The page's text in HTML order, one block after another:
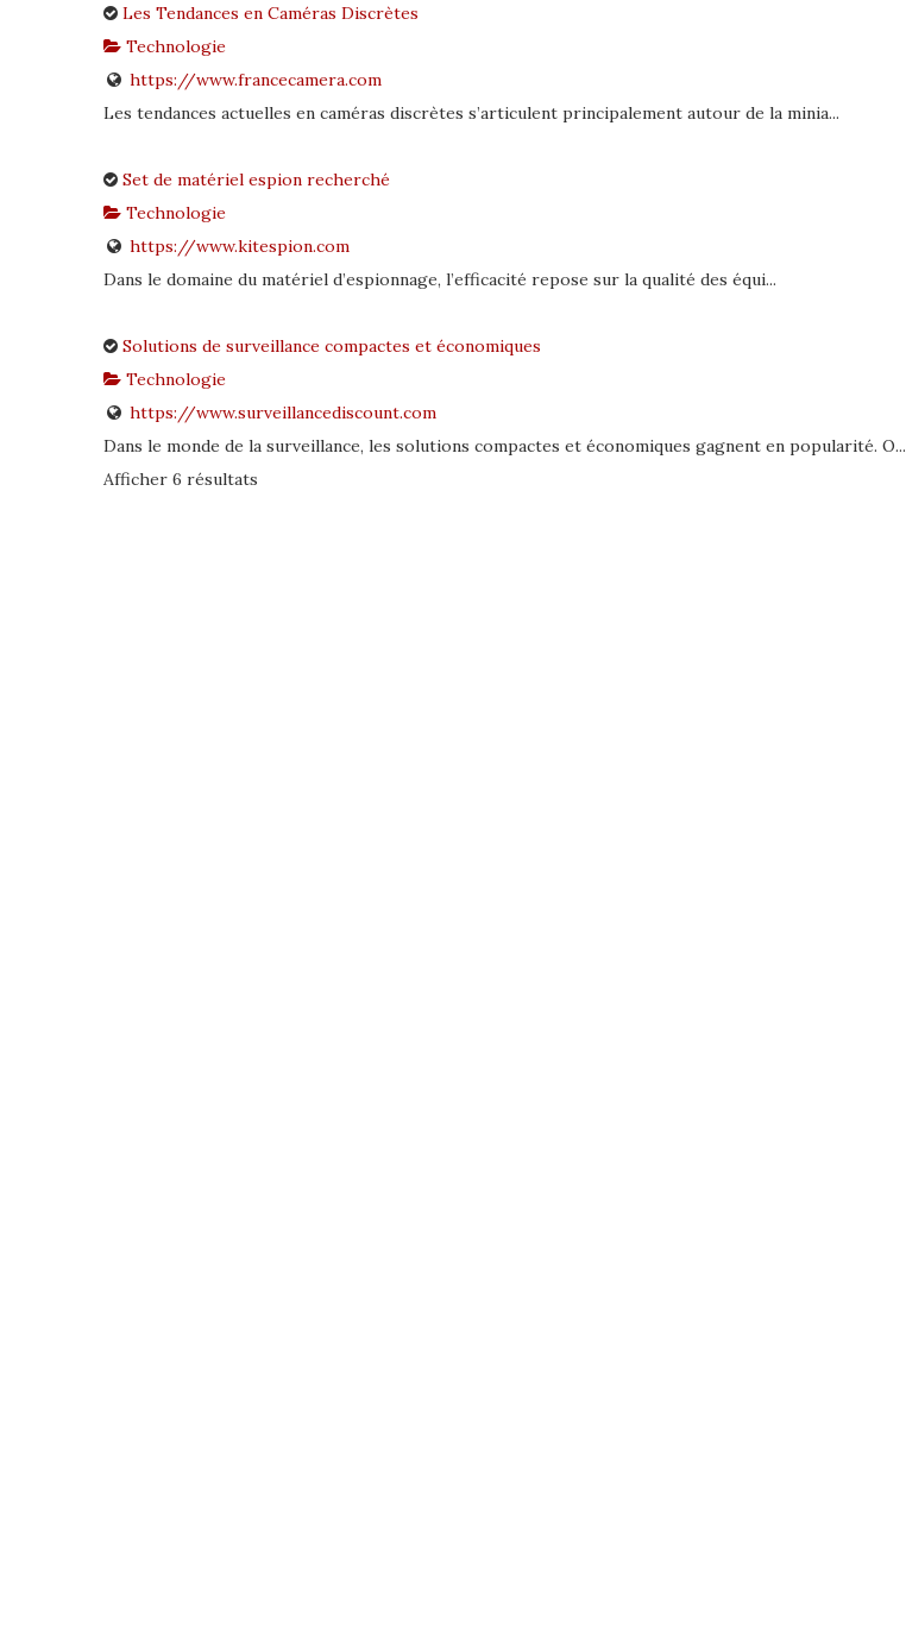
Les Tendances en Caméras Discrètes
Technologie
https://www.francecamera.com
Les tendances actuelles en caméras discrètes s’articulent principalement autour de la minia...
Set de matériel espion recherché
Technologie
https://www.kitespion.com
Dans le domaine du matériel d’espionnage, l’efficacité repose sur la qualité des équi...
Solutions de surveillance compactes et économiques
Technologie
https://www.surveillancediscount.com
Dans le monde de la surveillance, les solutions compactes et économiques gagnent en popularité. O...
Afficher 6 résultats